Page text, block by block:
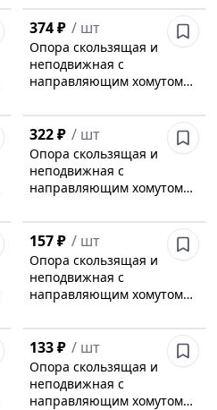
374 ₽ / шт
Опора скользящая и
неподвижная с
направляющим хомутом
322 ₽ / шт
Опора скользящая и
неподвижная с
направляющим хомутом
157 ₽ / шт
Опора скользящая и
неподвижная с
направляющим хомутом
133 ₽ / шт
Опора скользящая и
неподвижная с
направляющим хомутом